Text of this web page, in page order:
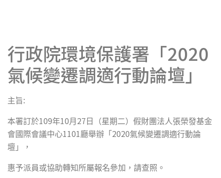
行政院環境保護署「2020
氣候變遷調適行動論壇」
主旨:
本署訂於109年10月 27 日（星期二）假財團法人張榮發基金
會國際會議中心1101廳舉辦「 2020氣候變遷調適行動論
壇」，
惠予派員或協助轉知所屬報名參加，請查照。